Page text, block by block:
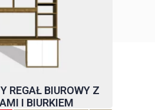
REGAŁ BIUROWY Z
I BIURKIEM